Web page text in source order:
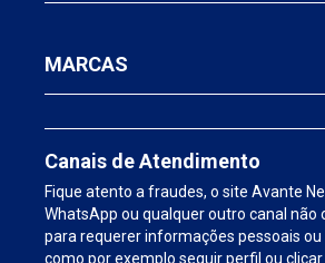
MARCAS
Canais de Atendimento
Fique atento a fraudes, o site Avante
WhatsApp ou qualquer outro canal não
para requerer informações pessoais ou
como por exemplo seguir perfil ou clicar